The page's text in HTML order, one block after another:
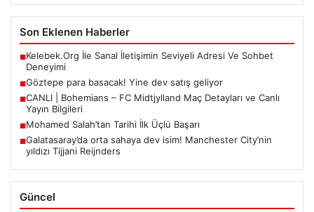
Son Eklenen Haberler
■Kelebek.Org İle Sanal İletişimin Seviyeli Adresi Ve Sohbet
Deneyimi
■Göztepe para basacak! Yine dev satış geliyor
■CANLI | Bohemians – FC Midtjylland Maç Detayları ve Canlı
Yayın Bilgileri
■Mohamed Salah’tan Tarihi İlk Üçlü Başarı
■Galatasaray’da orta sahaya dev isim! Manchester City’nin
yıldızı Tijjani Reijnders
Güncel